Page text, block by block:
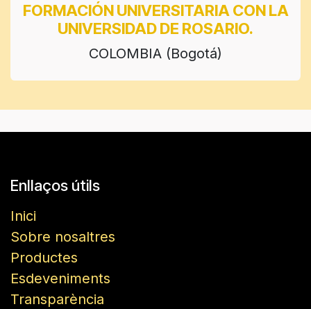
FORMACIÓN UNIVERSITARIA CON LA
UNIVERSIDAD DE ROSARIO.
COLOMBIA (Bogotá)
Enllaços útils
Inici
Sobre nosaltres
Productes
Esdeveniments
Transparència